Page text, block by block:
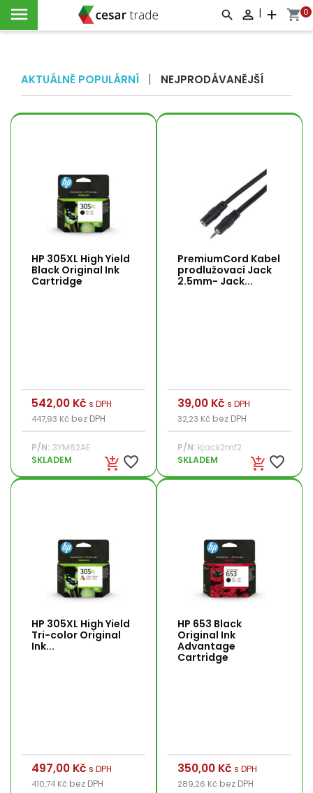
   | add shopping_cart0
AKTUÁLNĚ POPULÁRNÍ NEJPRODÁVANĚJŠÍ
HP 305XL High Yield
Black Original Ink
Cartridge
add_shopping_cart favorite_border
Cena
542,00 Kč s DPH
447,93 Kč bez DPH
P/N: 3YM62AE
SKLADEM
PremiumCord Kabel
prodlužovací Jack
2.5mm- Jack...
add_shopping_cart favorite_border
Cena
39,00 Kč s DPH
32,23 Kč bez DPH
P/N: kjack2mf2
SKLADEM
HP 305XL High Yield
Tri-color Original
Ink...
Cena
497,00 Kč s DPH
410,74 Kč bez DPH
HP 653 Black
Original Ink
Advantage
Cartridge
Cena
350,00 Kč s DPH
289,26 Kč bez DPH